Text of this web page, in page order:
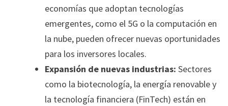
economías que adoptan tecnologías
emergentes, como el 5G o la computación en
la nube, pueden ofrecer nuevas oportunidades
para los inversores locales.
Expansión de nuevas industrias: Sectores
como la biotecnología, la energía renovable y
la tecnología financiera (FinTech) están en